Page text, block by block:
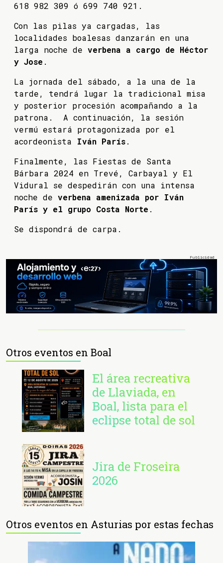
618 982 309 ó 699 740 921.
Con las pilas ya cargadas, las
localidades boalesas danzarán en una
larga noche de verbena a cargo de Héctor
y Jose .
La jornada del sábado, a la una de la
tarde, tendrá lugar la tradicional misa
y posterior procesión acompañando a la
patrona. A continuación, la sesión
vermú estará protagonizada por el
acordeonista Iván París.
Finalmente, las Fiestas de Santa
Bárbara 2024 en Trevé, Carbayal y El
Vidural se despedirán con una intensa
noche de verbena amenizada por Iván
París y el grupo Costa Norte .
Se dispondrá de carpa.
Otros eventos en Boal
El área recreativa
de Llaviada, en
Boal, lista para el
eclipse total de sol
Jira de Froseira
2026
Otros eventos en Asturias por estas fechas